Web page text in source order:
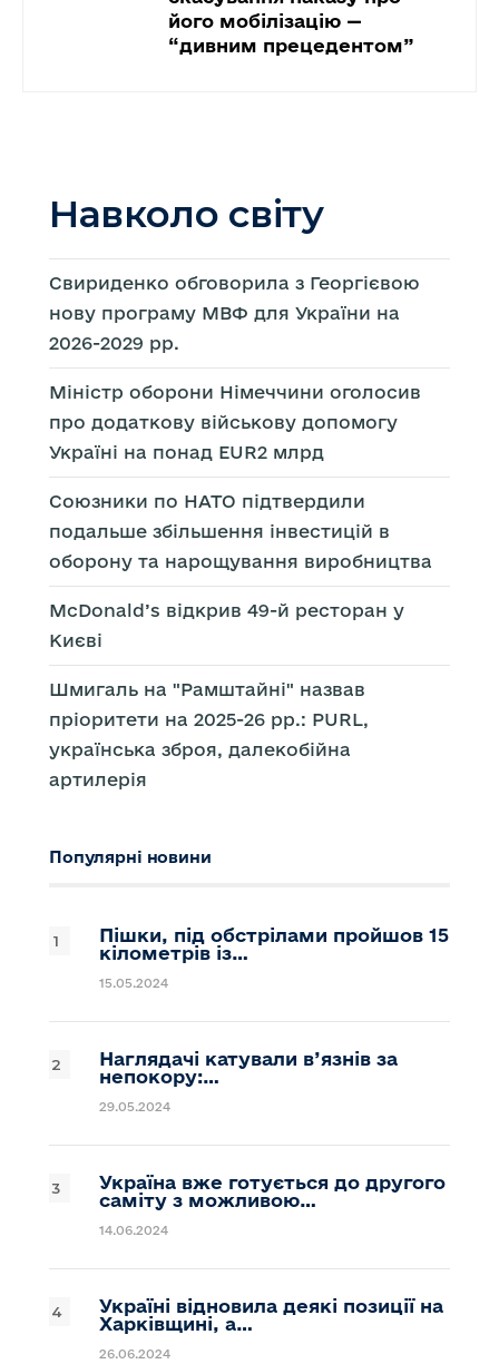
його мобілізацію —
“дивним прецедентом”
Навколо світу
Свириденко обговорила з Георгієвою
нову програму МВФ для України на
2026-2029 рр.
Міністр оборони Німеччини оголосив
про додаткову військову допомогу
Україні на понад EUR2 млрд
Союзники по НАТО підтвердили
подальше збільшення інвестицій в
оборону та нарощування виробництва
McDonald’s відкрив 49-й ресторан у
Києві
Шмигаль на "Рамштайні" назвав
пріоритети на 2025-26 рр.: PURL,
українська зброя, далекобійна
артилерія
Популярні новини
Пішки, під обстрілами пройшов 15
кілометрів із…
15.05.2024
Наглядачі катували в’язнів за
непокору:…
29.05.2024
Україна вже готується до другого
саміту з можливою…
14.06.2024
Україні відновила деякі позиції на
Харківщині, а…
26.06.2024